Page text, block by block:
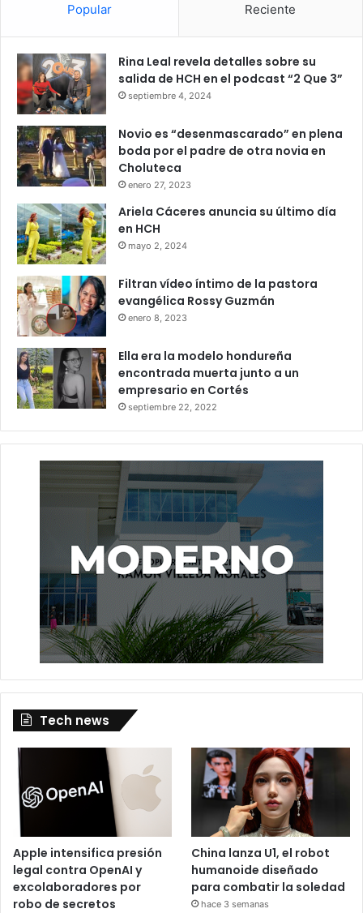
Popular Reciente
Rina Leal revela detalles sobre su
salida de HCH en el podcast “2 Que 3”
septiembre 4, 2024
Novio es “desenmascarado” en plena
boda por el padre de otra novia en
Choluteca
enero 27, 2023
Ariela Cáceres anuncia su último día
en HCH
mayo 2, 2024
Filtran vídeo íntimo de la pastora
evangélica Rossy Guzmán
enero 8, 2023
Ella era la modelo hondureña
encontrada muerta junto a un
empresario en Cortés
septiembre 22, 2022
Tech news
Apple intensifica presión
legal contra OpenAI y
excolaboradores por
robo de secretos
China lanza U1, el robot
humanoide diseñado
para combatir la soledad
hace 3 semanas